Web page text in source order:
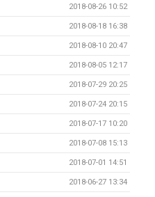
2018-08-26 10:52
2018-08-18 16:38
2018-08-10 20:47
2018-08-05 12:17
2018-07-29 20:25
2018-07-24 20:15
2018-07-17 10:20
2018-07-08 15:13
2018-07-01 14:51
2018-06-27 13:34